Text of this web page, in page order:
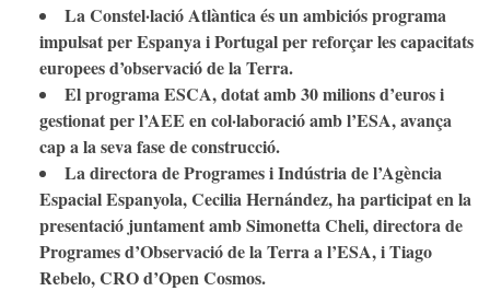
La Constel·lació Atlàntica és un ambiciós programa
impulsat per Espanya i Portugal per reforçar les capacitats
europees d’observació de la Terra.
El programa ESCA, dotat amb 30 milions d’euros i
gestionat per l’AEE en col·laboració amb l’ESA, avança
cap a la seva fase de construcció.
La directora de Programes i Indústria de l’Agència
Espacial Espanyola, Cecilia Hernández, ha participat en la
presentació juntament amb Simonetta Cheli, directora de
Programes d’Observació de la Terra a l’ESA, i Tiago
Rebelo, CRO d’Open Cosmos.